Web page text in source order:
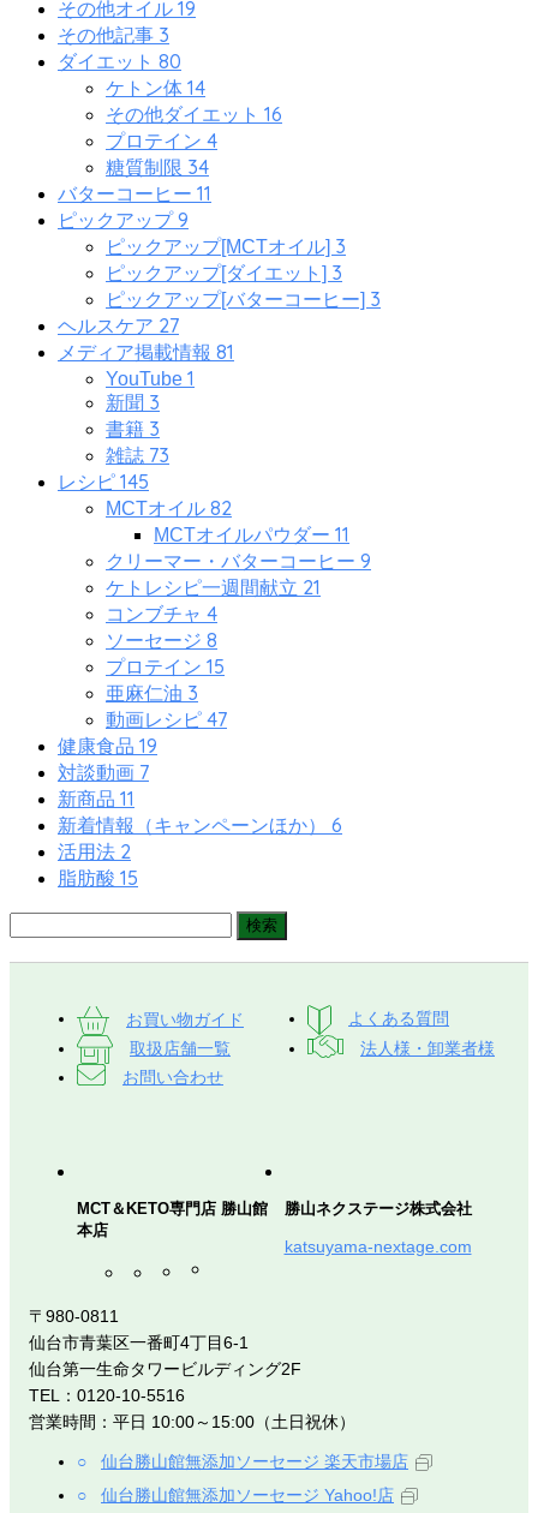
その他オイル 19
その他記事 3
ダイエット 80
ケトン体 14
その他ダイエット 16
プロテイン 4
糖質制限 34
バターコーヒー 11
ピックアップ9
ピックアップ[MCTオイル] 3
ピックアップ[ダイエット] 3
ピックアップ[バターコーヒー] 3
ヘルスケア 27
メディア掲載情報 81
YouTube 1
新聞 3
書籍 3
雑誌 73
レシピ 145
MCTオイル 82
MCTオイルパウダー 11
クリーマー・バターコーヒー 9
ケトレシピ一週間献立 21
コンブチャ 4
ソーセージ 8
プロテイン 15
亜麻仁油 3
動画レシピ 47
健康食品 19
対談動画 7
新商品 11
新着情報（キャンペーンほか） 6
活用法 2
脂肪酸 15
お買い物ガイド
よくある質問
取扱店舗一覧
法人様・卸業者様
お問い合わせ
MCT＆KETO専門店 勝山館
本店
勝山ネクステージ株式会社
katsuyama-nextage.com
〒980-0811
仙台市青葉区一番町4丁目6-1
仙台第一生命タワービルディング2F
TEL：0120-10-5516
営業時間：平日 10:00～15:00（土日祝休）
仙台勝山館無添加ソーセージ 楽天市場店
仙台勝山館無添加ソーセージ Yahoo!店